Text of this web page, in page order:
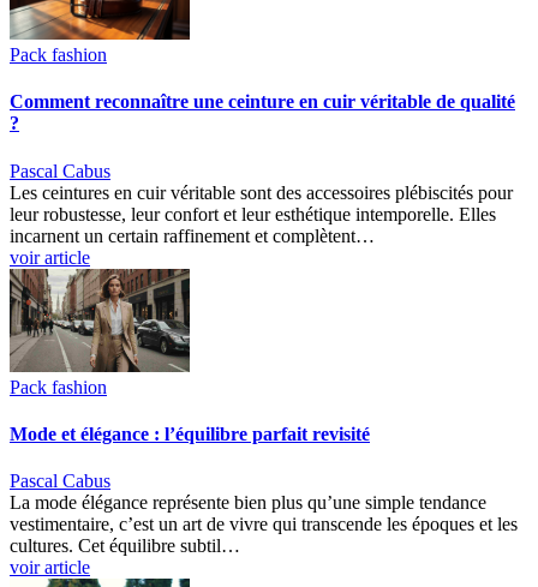
Pack fashion
Comment reconnaître une ceinture en cuir véritable de qualité
?
Pascal Cabus
Les ceintures en cuir véritable sont des accessoires plébiscités pour
leur robustesse, leur confort et leur esthétique intemporelle. Elles
incarnent un certain raffinement et complètent…
voir article
Pack fashion
Mode et élégance : l’équilibre parfait revisité
Pascal Cabus
La mode élégance représente bien plus qu’une simple tendance
vestimentaire, c’est un art de vivre qui transcende les époques et les
cultures. Cet équilibre subtil…
voir article